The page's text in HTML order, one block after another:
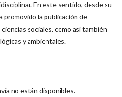
En este sentido, desde su
promovido la publicación de
sociales, como así también
y ambientales.
no están disponibles.